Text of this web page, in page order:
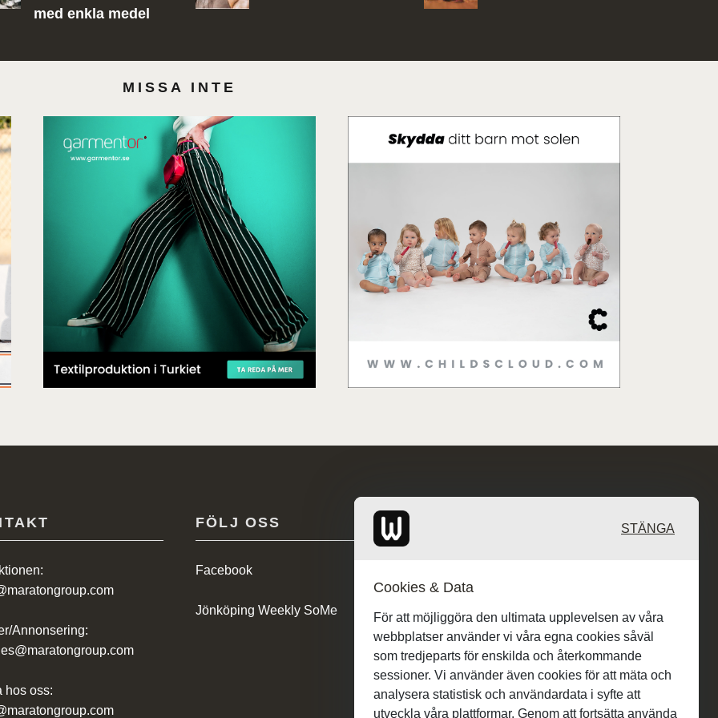
med enkla medel
MISSA INTE
Annonsering:
hos oss:
FÖLJ OSS
Facebook
Jönköping Weekly SoMe
STÄNGA
Cookies & Data
För att möjliggöra den ultimata upplevelsen av våra
webbplatser använder vi våra egna cookies såväl
som tredjeparts för enskilda och återkommande
sessioner. Vi använder även cookies för att mäta och
analysera statistisk och användardata i syfte att
utveckla våra plattformar. Genom att fortsätta använda